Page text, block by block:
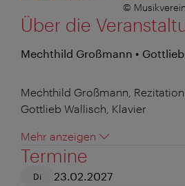
© Musikverein
Über die
Mechthild Großmann •
Mechthild Großmann, Rezitation
Gottlieb Wallisch, Klavier
Mehr anzeigen
Termine
Di 23.02.2027